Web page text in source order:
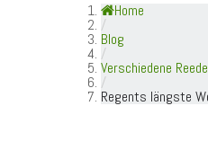
Home
/
Blog
/
Verschiedene
/
Regents längste